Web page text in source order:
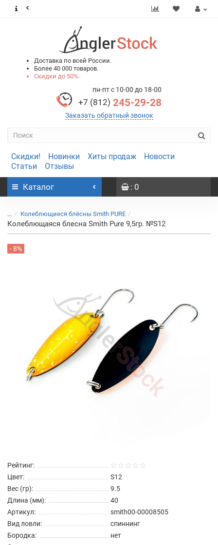
Доставка по всей России.
Более 40 000 товаров.
Скидки до 50%.
пн-пт с 10-00 до 18-00
+7 (812) 245-29-28
Заказать обратный звонок
Скидки! Новинки Хиты продаж
Новости
Статьи
Отзывы
Каталог : 0
... Колеблющиеся блёсны Smith PURE
Колеблющаяся блесна Smith Pure 9,5гр. №S12
- 8%
Рейтинг:
Цвет:
S12
Вес (гр):
9.5
Длина (мм):
40
Артикул:
smith00-00008505
Вид ловли:
спиннинг
Бородка:
нет